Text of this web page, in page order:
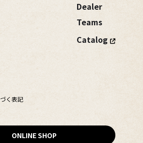
Dealer
Teams
Catalog
く表記
ONLINE SHOP